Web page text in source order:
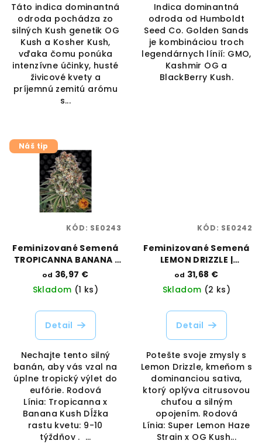
Táto indica dominantná
odroda pochádza zo
silných Kush genetik OG
Kush a Kosher Kush,
vďaka čomu ponúka
intenzívne účinky, husté
živicové kvety a
príjemnú zemitú arómu
s...
Indica dominantná
odroda od Humboldt
Seed Co. Golden Sands
je kombináciou troch
legendárnych línií: GMO,
Kashmir OG a
BlackBerry Kush.
Náš tip
Feminizované Semená
TROPICANNA BANANA |
BARNEYS FARM
od 36,97 €
Skladom (1 ks)
Detail
Nechajte tento silný
banán, aby vás vzal na
úplne tropický výlet do
eufórie. Rodová
Línia: Tropicanna x
Banana Kush Dĺžka
rastu kvetu: 9-10
týždňov . ...
KÓD: SE0243
Feminizované Semená
LEMON DRIZZLE |
BARNEYS FARM
od 31,68 €
Skladom (2 ks)
Detail
Potešte svoje zmysly s
Lemon Drizzle, kmeňom s
dominanciou sativa,
ktorý oplýva citrusovou
chuťou a silným
opojením. Rodová
Línia: Super Lemon Haze
Strain x OG Kush...
KÓD: SE0242